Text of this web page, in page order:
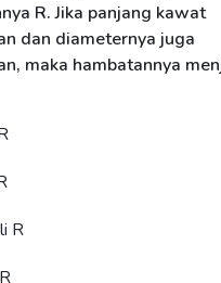
R. Jika panjang kawat
dan diameternya juga
maka hambatannya
R